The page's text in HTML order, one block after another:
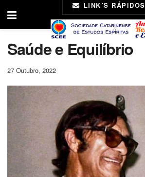
LINK´S RÁPIDOS
Saúde e Equilíbrio
27 Outubro, 2022